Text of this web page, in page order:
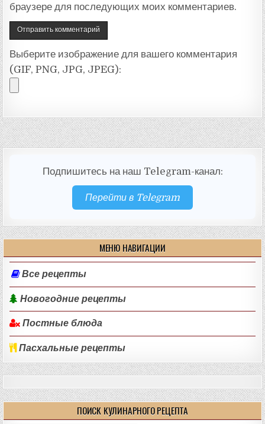
браузере для последующих моих комментариев.
Выберите изображение для вашего комментария
(GIF, PNG, JPG, JPEG):
Подпишитесь на наш Telegram-канал:
Перейти в Telegram
МЕНЮ НАВИГАЦИИ
Все рецепты
Новогодние рецепты
Постные блюда
Пасхальные рецепты
ПОИСК КУЛИНАРНОГО РЕЦЕПТА